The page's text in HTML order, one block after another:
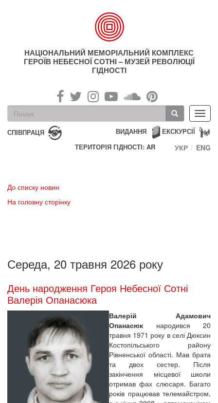
НАЦІОНАЛЬНИЙ МЕМОРІАЛЬНИЙ КОМПЛЕКС
ГЕРОЇВ НЕБЕСНОЇ СОТНІ – МУЗЕЙ РЕВОЛЮЦІЇ
ГІДНОСТІ
Пошукова
форма
Пошук
СПІВПРАЦЯ ЕКСКУРСІЇ
ВИДАННЯ
ТЕРИТОРІЯ ГІДНОСТІ: AR
УКР ENG
До списку новин
На головну сторінку
Середа, 20 травня 2026 року
День народження Героя Небесної Сотні
Валерія Опанасюка
Валерій Адамович
Опанасюк народився 20
травня 1971 року в селі Дюксин
Костопільського району
Рівненської області. Мав брата
та двох сестер. Після
закінчення місцевої школи
отримав фах слюсаря. Багато
років працював телемайстром,